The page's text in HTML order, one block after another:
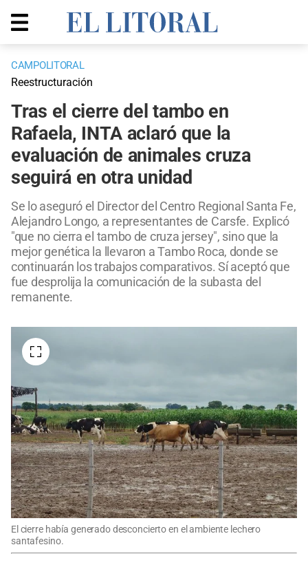
CAMPOLITORAL
Reestructuración
Tras el cierre del tambo en
Rafaela, INTA aclaró que la
evaluación de animales cruza
seguirá en otra unidad
Se lo aseguró el Director del Centro Regional Santa Fe,
Alejandro Longo, a representantes de Carsfe. Explicó
"que no cierra el tambo de cruza jersey", sino que la
mejor genética la llevaron a Tambo Roca, donde se
continuarán los trabajos comparativos. Sí aceptó que
fue desprolija la comunicación de la subasta del
remanente.
El cierre había generado desconcierto en el ambiente lechero
santafesino.